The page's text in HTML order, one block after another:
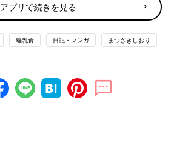
アプリで続きを見る
離乳食 日記・マンガ まつざきしおり